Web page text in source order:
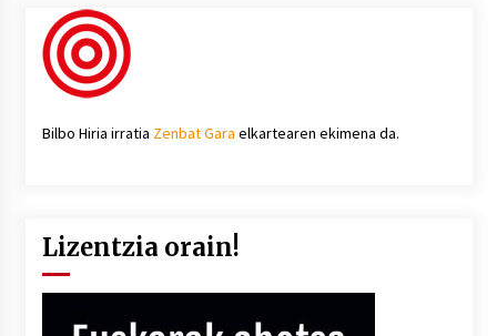
Bilbo Hiria irratia Zenbat Gara elkartearen ekimena da.
Lizentzia orain!